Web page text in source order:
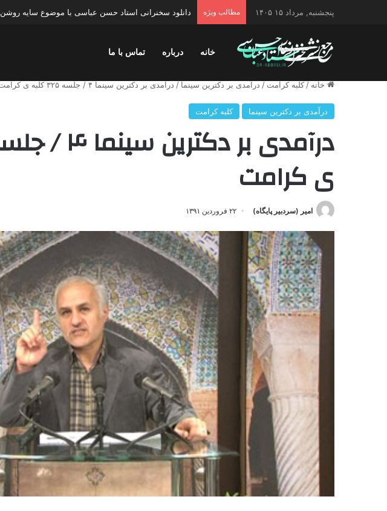
پنجشنبه, مرداد ۱۵ ۱۴۰۵ مطالب ویژه دانلود سخنرانی استاد حسن عباسی با موضوع چهار انتخاب ۱۴۰۰
خانه درباره تماس با ما
خانه / کلبه کرامت / درآمدی بر دکترین سینما / درآمدی بر دکترین سینما ۴ / جلسه ۳۲۵ کلبه ی کرامت
درآمدی بر دکترین سینما کلبه کرامت
ی کرامت
امیر (سردبیر پایگاه) ۲۲ فروردین ۱۳۹۱